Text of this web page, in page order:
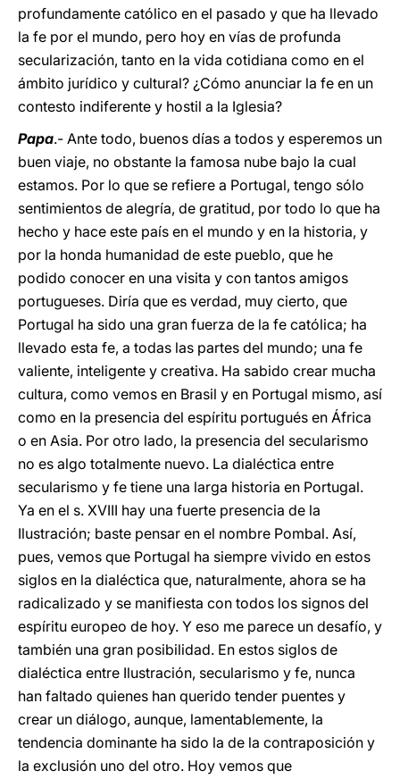
profundamente católico en el pasado y que ha llevado
la fe por el mundo, pero hoy en vías de profunda
secularización, tanto en la vida cotidiana como en el
ámbito jurídico y cultural? ¿Cómo anunciar la fe en un
contesto indiferente y hostil a la Iglesia?
Papa.- Ante todo, buenos días a todos y esperemos un
buen viaje, no obstante la famosa nube bajo la cual
estamos. Por lo que se refiere a Portugal, tengo sólo
sentimientos de alegría, de gratitud, por todo lo que ha
hecho y hace este país en el mundo y en la historia, y
por la honda humanidad de este pueblo, que he
podido conocer en una visita y con tantos amigos
portugueses. Diría que es verdad, muy cierto, que
Portugal ha sido una gran fuerza de la fe católica; ha
llevado esta fe, a todas las partes del mundo; una fe
valiente, inteligente y creativa. Ha sabido crear mucha
cultura, como vemos en Brasil y en Portugal mismo, así
como en la presencia del espíritu portugués en África
o en Asia. Por otro lado, la presencia del secularismo
no es algo totalmente nuevo. La dialéctica entre
secularismo y fe tiene una larga historia en Portugal.
Ya en el s. XVIII hay una fuerte presencia de la
Ilustración; baste pensar en el nombre Pombal. Así,
pues, vemos que Portugal ha siempre vivido en estos
siglos en la dialéctica que, naturalmente, ahora se ha
radicalizado y se manifiesta con todos los signos del
espíritu europeo de hoy. Y eso me parece un desafío, y
también una gran posibilidad. En estos siglos de
dialéctica entre Ilustración, secularismo y fe, nunca
han faltado quienes han querido tender puentes y
crear un diálogo, aunque, lamentablemente, la
tendencia dominante ha sido la de la contraposición y
la exclusión uno del otro. Hoy vemos que